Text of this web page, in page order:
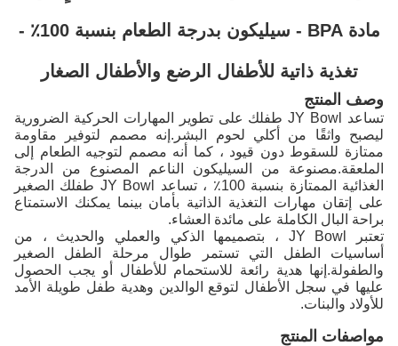
مادة BPA - سيليكون بدرجة الطعام بنسبة 100٪ -
تغذية ذاتية للأطفال الرضع والأطفال الصغار
وصف المنتج
تساعد JY Bowl طفلك على تطوير المهارات الحركية الضرورية
ليصبح واثقًا من أكلي لحوم البشر.إنه مصمم لتوفير مقاومة
ممتازة للسقوط دون قيود ، كما أنه مصمم لتوجيه الطعام إلى
الملعقة.مصنوعة من السيليكون الناعم المصنوع من الدرجة
الغذائية الممتازة بنسبة 100٪ ، تساعد JY Bowl طفلك الصغير
على إتقان مهارات التغذية الذاتية بأمان بينما يمكنك الاستمتاع
براحة البال الكاملة على مائدة العشاء.
تعتبر JY Bowl ، بتصميمها الذكي والعملي والحديث ، من
أساسيات الطفل التي تستمر طوال مرحلة الطفل الصغير
والطفولة.إنها هدية رائعة للاستحمام للأطفال أو يجب الحصول
عليها في سجل الأطفال لتوقع الوالدين وهدية طفل طويلة الأمد
للأولاد والبنات.
مواصفات المنتج